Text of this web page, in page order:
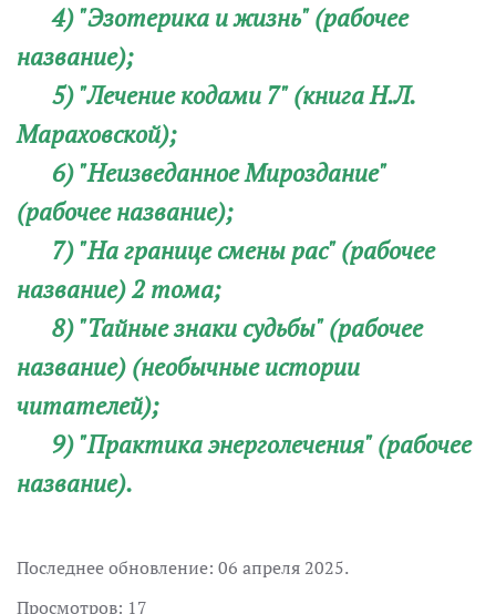
4) "Эзотерика и жизнь" (рабочее
название);
5) "Лечение кодами 7" (книга Н.Л.
Мараховской);
6) "Неизведанное Мироздание"
(рабочее название);
7) "На границе смены рас" (рабочее
название) 2 тома;
8) "Тайные знаки судьбы" (рабочее
название) (необычные истории
читателей);
9) "Практика энерголечения" (рабочее
название).
Последнее обновление: 06 апреля 2025.
Просмотров: 17